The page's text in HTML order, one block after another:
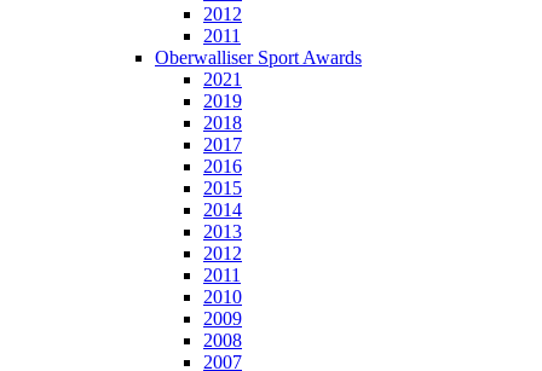
2012
2011
Oberwalliser Sport Awards
2021
2019
2018
2017
2016
2015
2014
2013
2012
2011
2010
2009
2008
2007